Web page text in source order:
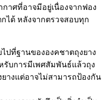
าศที่อาจมีอยู่เนื่องจากฟอง
ได้ หลังจากตรวจสอบทุก
ปที่ฐานขององคชาตถุงยาง
บการมีเพศสัมพันธ์แล้วถุง
างแต่อาจไม่สามารถป้องกัน